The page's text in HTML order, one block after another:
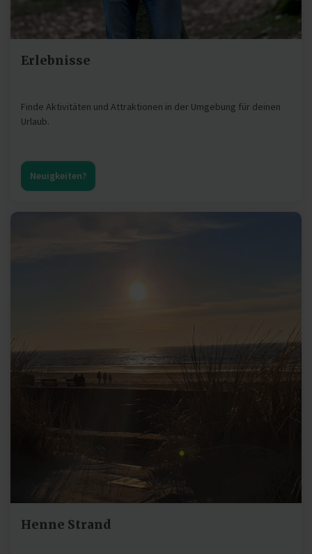
Erlebnisse
Finde Aktivitäten und Attraktionen in der Umgebung für deinen
Urlaub.
Neuigkeiten?
Henne Strand